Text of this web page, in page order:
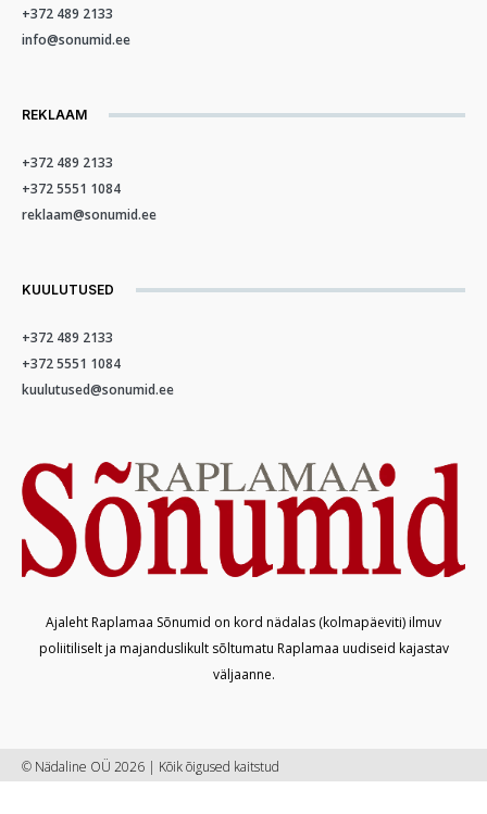
+372 489 2133
info@sonumid.ee
REKLAAM
+372 489 2133
+372 5551 1084
reklaam@sonumid.ee
KUULUTUSED
+372 489 2133
+372 5551 1084
kuulutused@sonumid.ee
Ajaleht Raplamaa Sõnumid on kord nädalas (kolmapäeviti) ilmuv
poliitiliselt ja majanduslikult sõltumatu Raplamaa uudiseid kajastav
väljaanne.
© Nädaline OÜ 2026 | Kõik õigused kaitstud